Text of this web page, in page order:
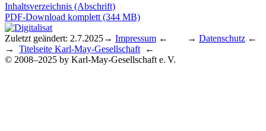
Inhaltsverzeichnis (Abschrift)
PDF-Download komplett (344 MB)
Zuletzt geändert: 2.7.2025→ Impressum ← → Datenschutz ←
→ Titelseite Karl-May-Gesellschaft ←
© 2008–2025 by Karl-May-Gesellschaft e. V.